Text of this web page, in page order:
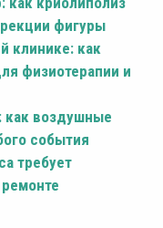
фигуры
клинике: как
физиотерапии и
как воздушные
события
требует